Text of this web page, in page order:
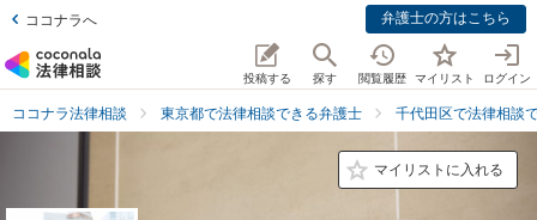
ココナラへ 弁護士の方はこちら
投稿する 探す 閲覧履歴 マイリスト ログイン
ココナラ法律相談 東京都で法律相談できる弁護士 千代田区で法律相談
マイリストに入れる